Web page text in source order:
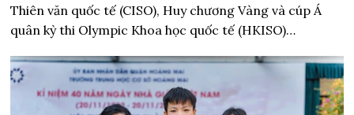
Thiên văn quốc tế (CISO), Huy chương Vàng và cúp Á
quân kỳ thi Olympic Khoa học quốc tế (HKISO)…